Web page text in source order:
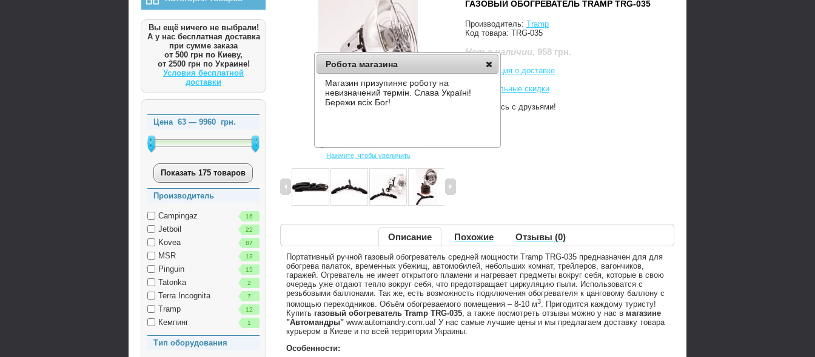
Вы ещё ничего не выбрали!
А у нас бесплатная доставка
при сумме заказа
от 500 грн по Киеву,
от 2500 грн по Украине!
Условия бесплатной
доставки
Цена 63 — 9960 грн.
Показать 175 товаров
Производитель
Campingaz 16
Jetboil 22
Kovea 87
MSR 13
Pinguin 15
Tatonka 2
Terra Incognita 7
Tramp 12
Кемпинг 1
Тип оборудования
Нажмите, чтобы увеличить
ГАЗОВЫЙ ОБОГРЕВАТЕЛЬ TRAMP TRG-035
Производитель: Tramp
Код товара: TRG-035
Нет в наличии, 958 грн.
Информация о доставке
Накопительные скидки
Поделитесь с друзьями!
Описание Похожие Отзывы (0)
Портативный ручной газовый обогреватель средней мощности Tramp TRG-035 предназначен для для
обогрева палаток, временных убежищ, автомобилей, небольших комнат, трейлеров, вагончиков,
гаражей. Огреватель не имеет открытого пламени и нагревает предметы вокруг себя, которые в свою
очередь уже отдают тепло вокруг себя, что предотвращает циркуляцию пыли. Использоватся с
резьбовыми баллонами. Так же, есть возможность подключения обогревателя к цанговому баллону с
помощью переходников. Объём обогреваемого помещения – 8-10 м3. Пригодится каждому туристу!
Купить газовый обогреватель Tramp TRG-035, а также посмотреть отзывы можно у нас в магазине
"Автомандры" www.automandry.com.ua! У нас самые лучшие цены и мы предлагаем доставку товара
курьером в Киеве и по всей территории Украины.
Особенности:
Робота магазина
Магазин призупиняє роботу на
невизначений термін. Слава Україні!
Бережи всіх Бог!